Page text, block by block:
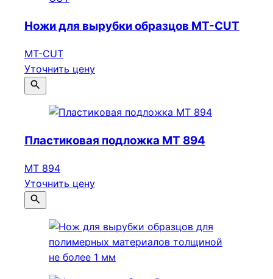
Ножи для вырубки образцов МТ-CUT
МТ-CUT
Уточнить цену
Пластиковая подложка МТ 894
МТ 894
Уточнить цену